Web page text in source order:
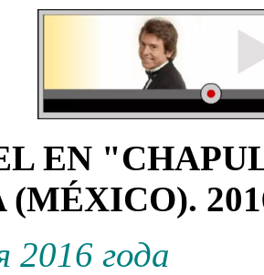
EN
(MÉXICO).
2016 года